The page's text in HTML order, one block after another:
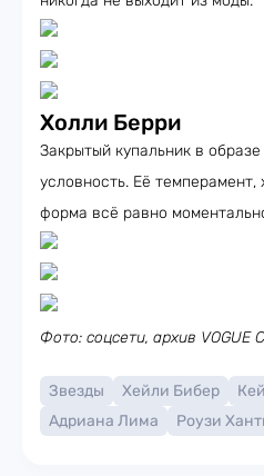
Холли Берри
Закрытый купальник в образе
условность. Её
форма всё равно
Фото: соцсети, архив VOGUE
Звезды Хейли Бибер
Адриана Лима
Роузи